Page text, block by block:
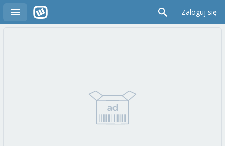
Zaloguj się